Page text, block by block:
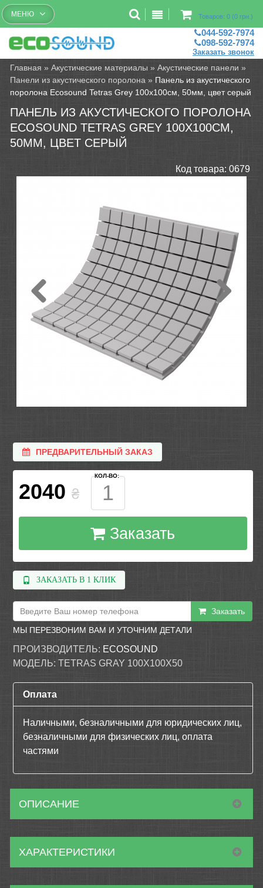
Бесплатный рассчет помещений
Товаров: 0 (0 грн.)
МЕНЮ
044-592-7974
098-592-7974
Заказать звонок
Главная »Акустические материалы »Акустические панели »
Панели из акустического поролона » Панель из акустического
поролона Ecosound Tetras Grey 100x100см, 50мм, цвет серый
ПАНЕЛЬ ИЗ АКУСТИЧЕСКОГО ПОРОЛОНА
ECOSOUND TETRAS GREY 100X100СМ,
50ММ, ЦВЕТ СЕРЫЙ
Код товара: 0679
ПРЕДВАРИТЕЛЬНЫЙ ЗАКАЗ
2040 ₴
КОЛ-ВО:
Заказать
ЗАКАЗАТЬ В 1 КЛИК
Заказать
МЫ ПЕРЕЗВОНИМ ВАМ И УТОЧНИМ ДЕТАЛИ
ПРОИЗВОДИТЕЛЬ: ECOSOUND
МОДЕЛЬ: TETRAS GRAY 100X100Х50
Оплата
Наличными, безналичными для юридических лиц,
безналичными для физических лиц, оплата
частями
ОПИСАНИЕ
ХАРАКТЕРИСТИКИ